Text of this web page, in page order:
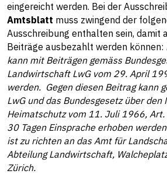
eingereicht werden. Bei der
Amtsblatt muss zwingend der
Ausschreibung enthalten sein, damit
Beiträge ausbezahlt werden können:
kann mit Beiträgen gemäss
Landwirtschaft LwG vom 29. April
werden. Gegen diesen Beitrag kann
LwG und das Bundesgesetz über den
Heimatschutz vom 11. Juli 1966,
30 Tagen Einsprache erhoben
ist zu richten an das Amt für
Abteilung Landwirtschaft,
Zürich.